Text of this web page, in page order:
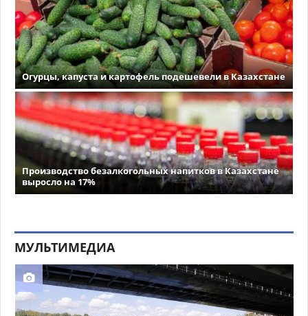
Огурцы, капуста и картофель подешевели в Казахстане
Производство безалкогольных напитков в Казахстане
выросло на 17%
МУЛЬТИМЕДИА